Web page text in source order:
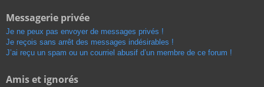
Messagerie privée
Je ne peux pas envoyer de messages privés !
Je reçois sans arrêt des messages indésirables !
J’ai reçu un spam ou un courriel abusif d’un membre de ce forum !
Amis et ignorés